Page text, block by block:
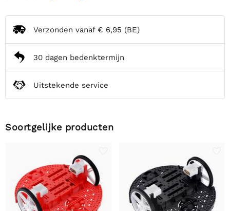
Verzonden vanaf € 6,95 (BE)
30 dagen bedenktermijn
Uitstekende service
Soortgelijke producten